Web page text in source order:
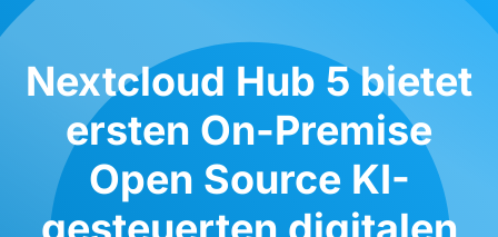
Nextcloud Hub 5 bietet
ersten On-Premise
Open Source KI-